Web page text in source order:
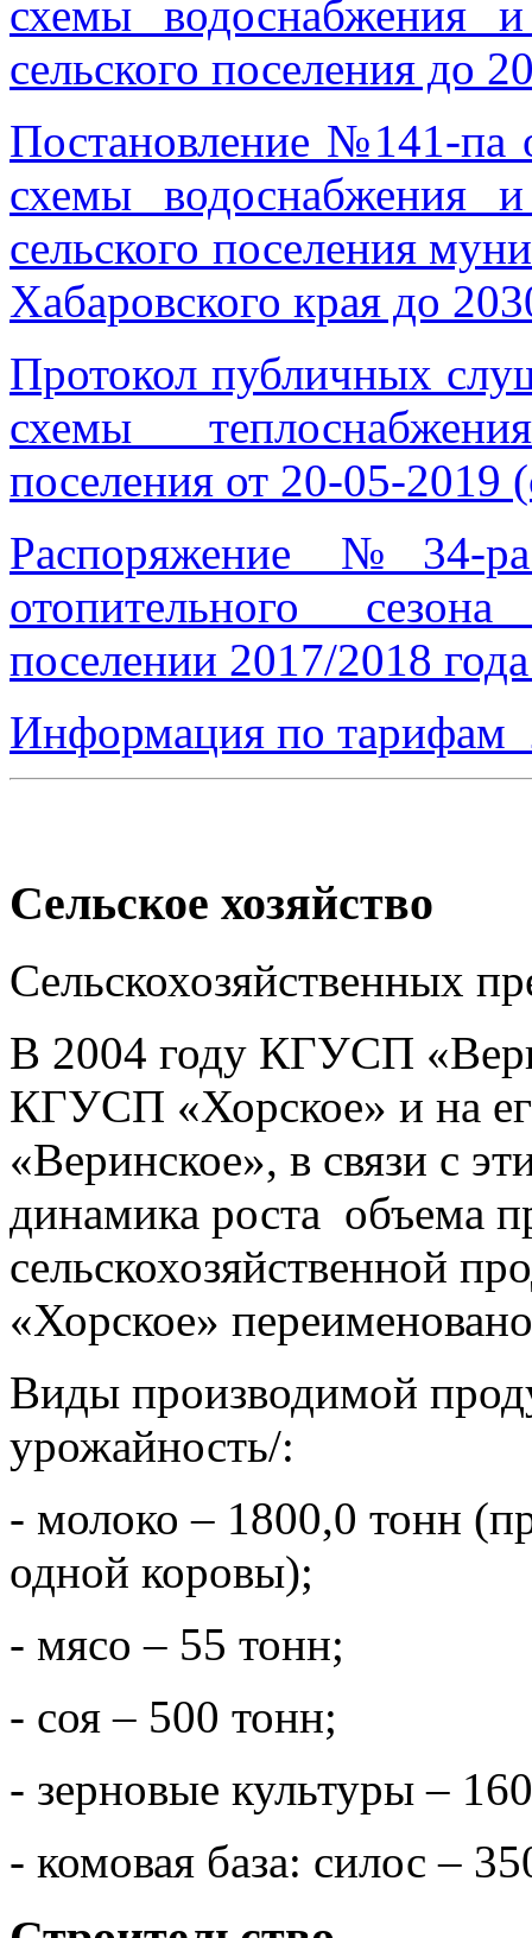
схемы водоснабжения и
сельского поселения до
Постановление №141-па
схемы водоснабжения и
сельского поселения
Хабаровского края до
Протокол публичных
схемы
поселения от 20-05-2019
Распоряжение №34-
отопительного
поселении 2017/2018
Информация по тарифам
Сельское хозяйство
Сельскохозяйственных
В 2004 году КГУСП
КГУСП «Хорское» и на
«Веринское», в связи с
динамика роста объема
сельскохозяйственной
«Хорское»
Виды производимой
урожайность/:
- молоко – 1800,0 тонн
одной коровы);
- мясо – 55 тонн;
- соя – 500 тонн;
- зерновые культуры –
- комовая база: силос –